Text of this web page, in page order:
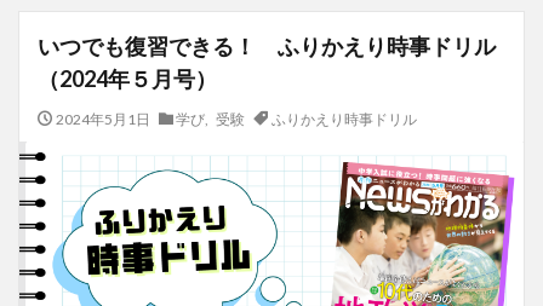
いつでも復習できる！ ふりかえり時事ドリル
（2024年５月号）
2024年5月1日 学び 受験 ふりかえり時事ドリル